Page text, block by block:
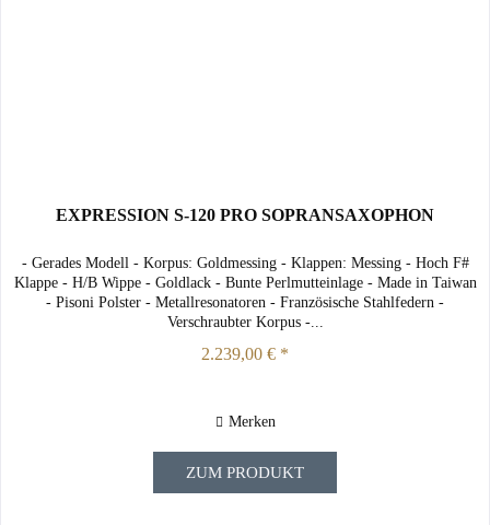
EXPRESSION S-120 PRO SOPRANSAXOPHON
- Gerades Modell - Korpus: Goldmessing - Klappen: Messing - Hoch F#
Klappe - H/B Wippe - Goldlack - Bunte Perlmutteinlage - Made in Taiwan
- Pisoni Polster - Metallresonatoren - Französische Stahlfedern -
Verschraubter Korpus -...
2.239,00 € *
Merken
ZUM PRODUKT